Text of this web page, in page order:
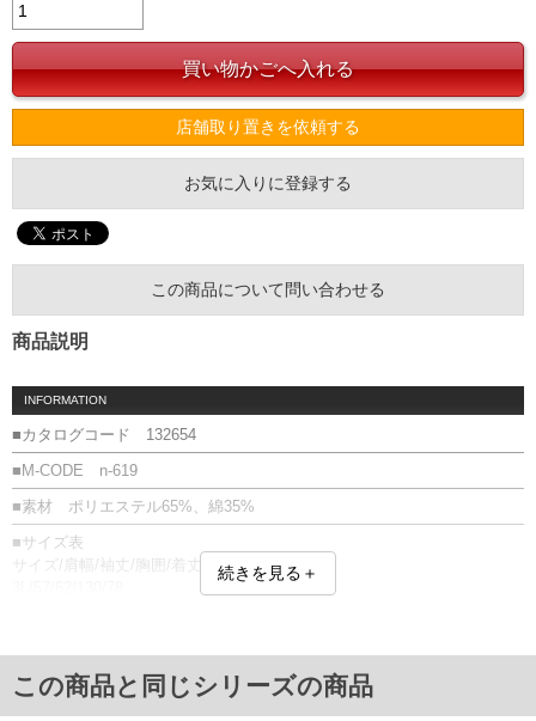
店舗取り置きを依頼する
お気に入りに登録する
この商品について問い合わせる
商品説明
INFORMATION
■カタログコード 132654
■M-CODE n-619
■素材 ポリエステル65%、綿35%
■サイズ表
サイズ/肩幅/袖丈/胸囲/着丈
6L/66/63/160/84
単位はcm
続きを見る＋
この商品と同じシリーズの商品